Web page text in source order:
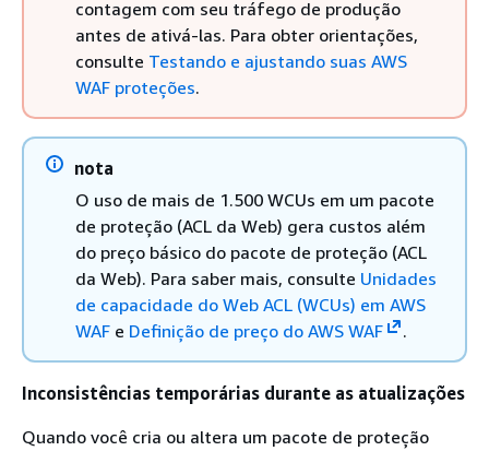
contagem com seu tráfego de produção
antes de ativá-las. Para obter orientações,
consulte Testando e ajustando suas AWS
WAF proteções.
nota
O uso de mais de 1.500 WCUs em um pacote
de proteção (ACL da Web) gera custos além
do preço básico do pacote de proteção (ACL
da Web). Para saber mais, consulte Unidades
de capacidade do Web ACL (WCUs) em AWS
WAF e Definição de preço do AWS WAF .
Inconsistências temporárias durante as atualizações
Quando você cria ou altera um pacote de proteção